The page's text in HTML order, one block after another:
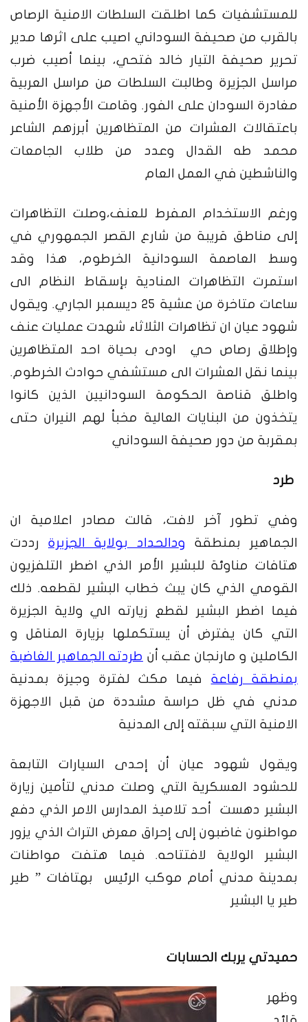
للمستشفيات كما اطلقت السلطات الامنية الرصاص
بالقرب من صحيفة السوداني اصيب على اثرها مدير
تحرير صحيفة التيار خالد فتحي، بينما أصيب ضرب
مراسل الجزيرة وطالبت السلطات من مراسل العربية
مغادرة السودان على الفور. وقامت الأجهزة الأمنية
باعتقالات العشرات من المتظاهرين أبرزهم الشاعر
محمد طه القدال وعدد من طلاب الجامعات
والناشطين في العمل العام
ورغم الاستخدام المفرط للعنف،وصلت التظاهرات
إلى مناطق قريبة من شارع القصر الجمهوري في
وسط العاصمة السودانية الخرطوم، هذا وقد
استمرت التظاهرات المنادية بإسقاط النظام الى
ساعات متاخرة من عشية 25 ديسمبر الجاري. ويقول
شهود عيان ان تظاهرات الثلاثاء شهدت عمليات عنف
وإطلاق رصاص حي اودى بحياة احد المتظاهرين
بينما نقل العشرات الى مستشفي حوادث الخرطوم.
واطلق قناصة الحكومة السودانيين الذين كانوا
يتخذون من البنايات العالية مخبأ لهم النيران حتى
بمقربة من دور صحيفة السوداني
طرد
وفي تطور آخر لافت، قالت مصادر اعلامية ان
الجماهير بمنطقة ودالحداد بولاية الجزيرة رددت
هتافات مناوئة للبشير الأمر الذي اضطر التلفزيون
القومي الذي كان يبث خطاب البشير لقطعه. ذلك
فيما اضطر البشير لقطع زيارته الي ولاية الجزيرة
التي كان يفترض أن يستكملها بزيارة المناقل و
الكاملين و مارنجان عقب أن طردته الجماهير الغاضبة
بمنطقة رفاعة فيما مكث لفترة وجيزة بمدنية
مدني في ظل حراسة مشددة من قبل الاجهزة
الامنية التي سبقته إلى المدنية
ويقول شهود عيان أن إحدى السيارات التابعة
للحشود العسكرية التي وصلت مدني لتأمين زيارة
البشير دهست أحد تلاميذ المدارس الامر الذي دفع
مواطنون غاضبون إلى إحراق معرض التراث الذي يزور
البشير الولاية لافتتاحه. فيما هتفت مواطنات
بمدينة مدني أمام موكب الرئيس بهتافات ” طير
طير يا البشير
حميدتي يربك الحسابات
وظهر